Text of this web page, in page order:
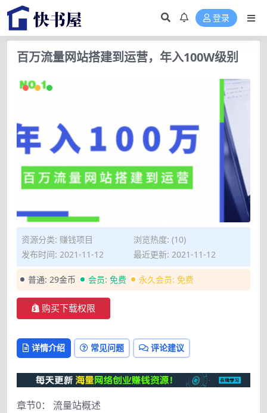
登录
百万流量网站搭建到运营，年入100W级别
资源分类: 赚钱项目
浏览热度: (10)
发布时间: 2021-11-12
最近更新: 2021-11-12
普通: 29金币 会员: 免费 永久会员: 免费
购买下载权限
详情介绍 常见问题 评论建议
章节0： 流量站概述